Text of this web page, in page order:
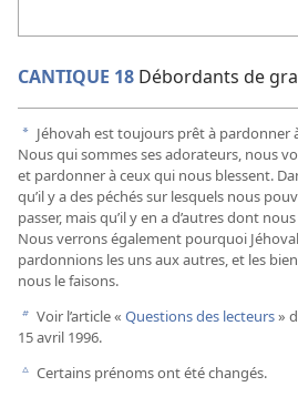
CANTIQUE 18 Débordants de
a Jéhovah est toujours prêt à pardonner
Nous qui sommes ses adorateurs, nous
et pardonner à ceux qui nous blessent.
qu’il y a des péchés sur lesquels nous
passer, mais qu’il y en a d’autres dont
Nous verrons également pourquoi
pardonnions les uns aux autres, et les
nous le faisons.
b Voir l’article « Questions des lecteurs»
15 avril 1996.
c Certains prénoms ont été changés.